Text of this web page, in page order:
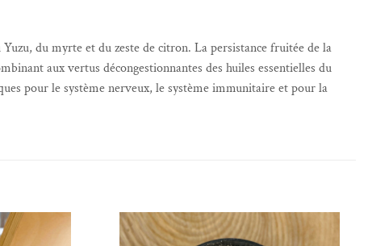
du myrte et du zeste de citron. La persistance fruitée de la
aux vertus décongestionnantes des huiles essentielles du
pour le système nerveux, le système immunitaire et pour la